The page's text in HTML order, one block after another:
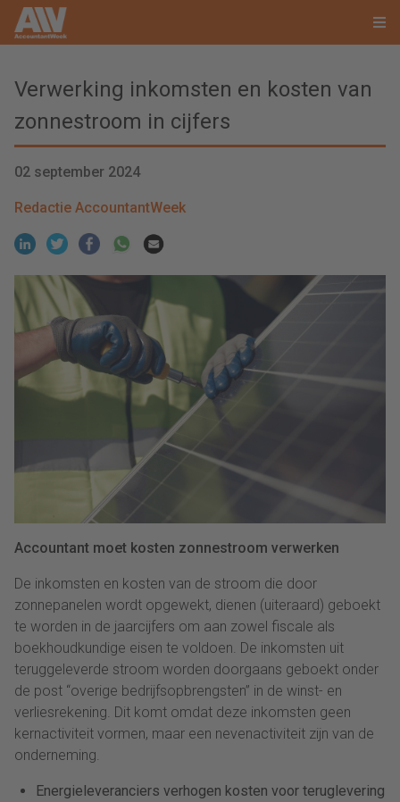
Verwerking inkomsten en kosten van
zonnestroom in cijfers
02 september 2024
Redactie AccountantWeek
Accountant moet kosten zonnestroom verwerken
De inkomsten en kosten van de stroom die door
zonnepanelen wordt opgewekt, dienen (uiteraard) geboekt
te worden in de jaarcijfers om aan zowel fiscale als
boekhoudkundige eisen te voldoen. De inkomsten uit
teruggeleverde stroom worden doorgaans geboekt onder
de post “overige bedrijfsopbrengsten” in de winst- en
verliesrekening. Dit komt omdat deze inkomsten geen
kernactiviteit vormen, maar een nevenactiviteit zijn van de
onderneming.
Energieleveranciers verhogen kosten voor teruglevering